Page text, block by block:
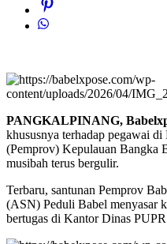
PANGKALPINANG,
khususnya terhadap pegawai
(Pemprov) Kepulauan Bangka
musibah terus bergulir.
Terbaru, santunan Pemprov
(ASN) Peduli Babel menyasar
bertugas di Kantor Dinas